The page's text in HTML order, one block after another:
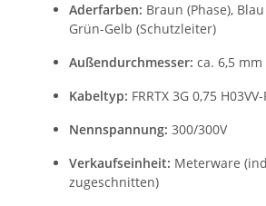
Aderfarben: Braun (Phase),
Grün-Gelb (Schutzleiter)
Außendurchmesser: ca. 6,5 mm
Kabeltyp: FRRTX 3G 0,75 H03VV-
Nennspannung: 300/300V
Verkaufseinheit: Meterware
zugeschnitten)